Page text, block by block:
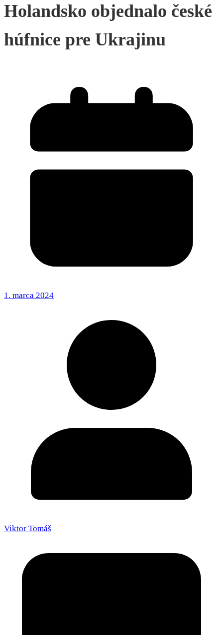
Holandsko objednalo české
húfnice pre Ukrajinu
1. marca 2024
Viktor Tomáš